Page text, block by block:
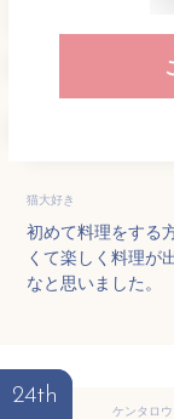
猫大好き
初めて料理をする
くて楽しく料理が
なと思いました。
24th
ケンタロ